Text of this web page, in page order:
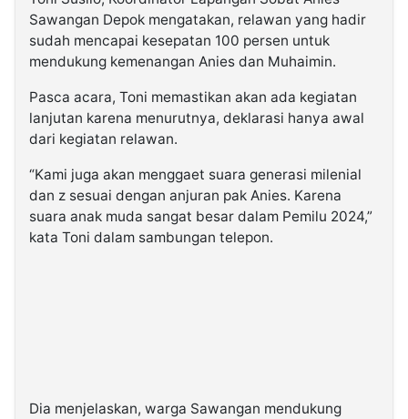
Sawangan Depok mengatakan, relawan yang hadir
sudah mencapai kesepatan 100 persen untuk
mendukung kemenangan Anies dan Muhaimin.
Pasca acara, Toni memastikan akan ada kegiatan
lanjutan karena menurutnya, deklarasi hanya awal
dari kegiatan relawan.
“Kami juga akan menggaet suara generasi milenial
dan z sesuai dengan anjuran pak Anies. Karena
suara anak muda sangat besar dalam Pemilu 2024,”
kata Toni dalam sambungan telepon.
Dia menjelaskan, warga Sawangan mendukung